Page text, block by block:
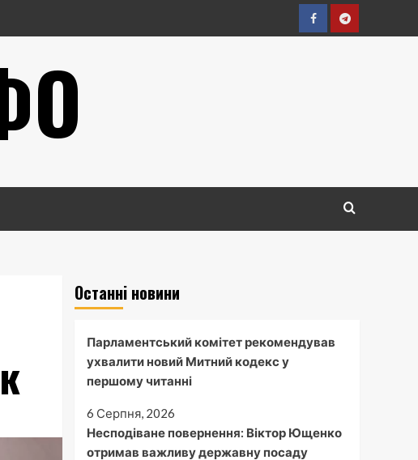
FacebookTelegram
Останні новини
Парламентський комітет рекомендував
ухвалити новий Митний кодекс у
першому читанні
6 Серпня, 2026
Несподіване повернення: Віктор Ющенко
отримав важливу державну посаду